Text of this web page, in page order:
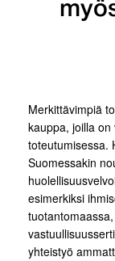
Merkittävimpiä
kauppa, joilla
toteutumisessa.
Suomessakin
esimerkiksi
yhteistyö